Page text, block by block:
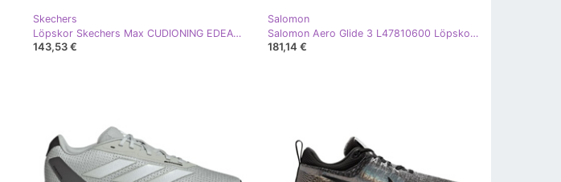
Skechers
Löpskor Skechers Max CUDIONING EDEAVOR 220613 SPEL grå
143,53 €
Salomon
Salomon Aero Glide 3 L47810600 Löpskor grå
181,14 €